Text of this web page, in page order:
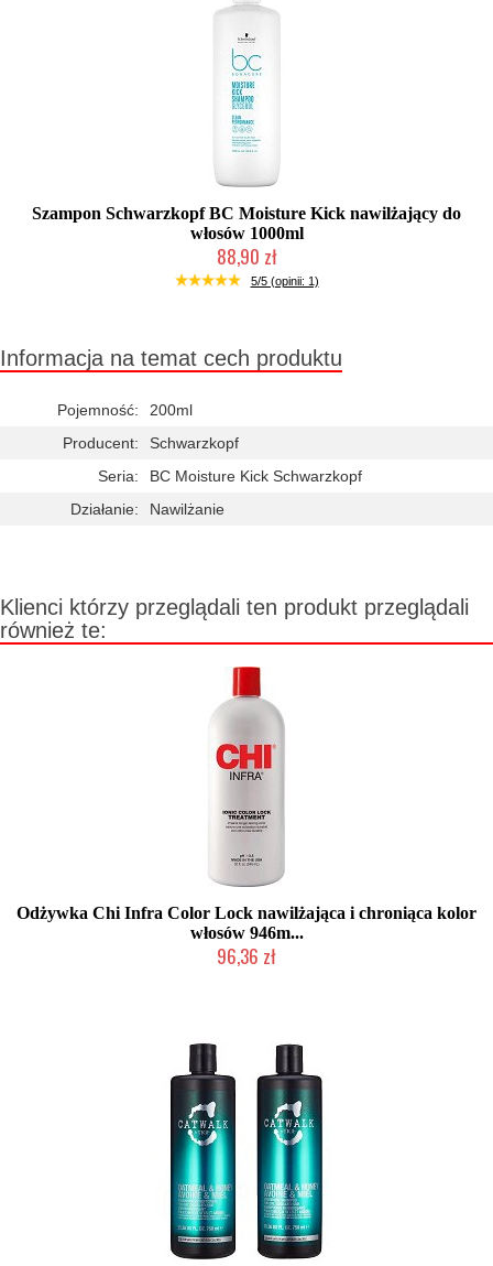
Szampon Schwarzkopf BC Moisture Kick nawilżający do
włosów 1000ml
88,90 zł
Chwilowo niedostępny
5/5 (opinii: 1)
Informacja na temat cech produktu
Pojemność:
200ml
Producent:
Schwarzkopf
Seria:
BC Moisture Kick Schwarzkopf
Działanie:
Nawilżanie
Klienci którzy przeglądali ten produkt przeglądali
również te:
Odżywka Chi Infra Color Lock nawilżająca i chroniąca kolor
włosów 946m...
96,36 zł